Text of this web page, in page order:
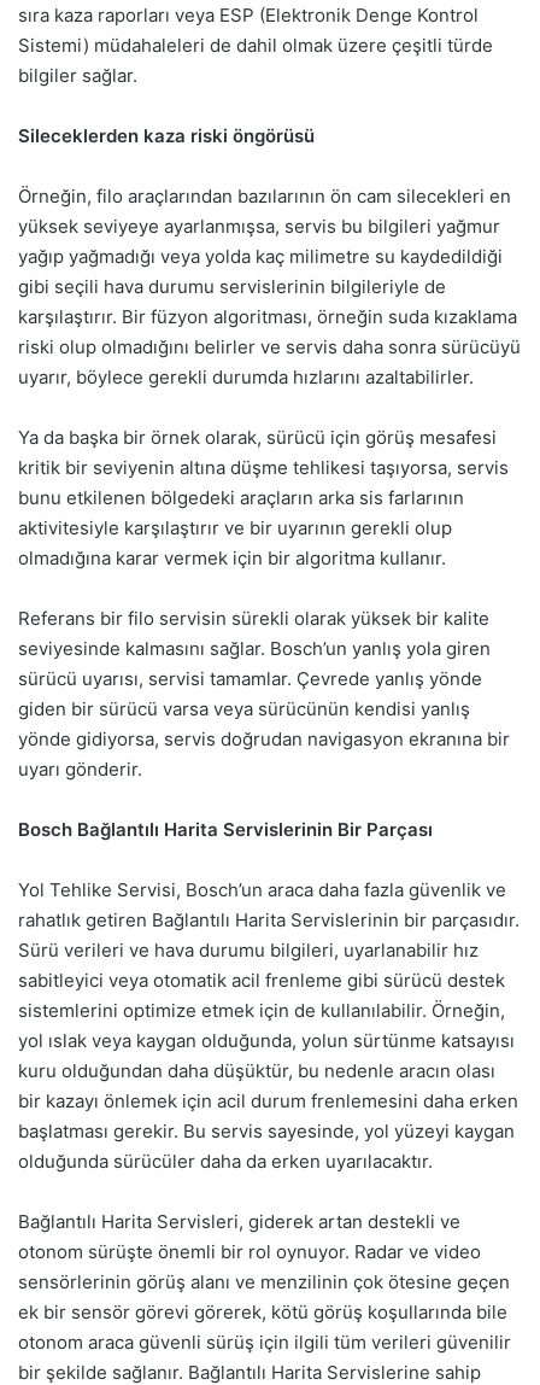
sıra kaza raporları veya ESP (Elektronik Denge Kontrol
Sistemi) müdahaleleri de dahil olmak üzere çeşitli türde
bilgiler sağlar.
Sileceklerden kaza riski öngörüsü
Örneğin, filo araçlarından bazılarının ön cam silecekleri en
yüksek seviyeye ayarlanmışsa, servis bu bilgileri yağmur
yağıp yağmadığı veya yolda kaç milimetre su kaydedildiği
gibi seçili hava durumu servislerinin bilgileriyle de
karşılaştırır. Bir füzyon algoritması, örneğin suda kızaklama
riski olup olmadığını belirler ve servis daha sonra sürücüyü
uyarır, böylece gerekli durumda hızlarını azaltabilirler.
Ya da başka bir örnek olarak, sürücü için görüş mesafesi
kritik bir seviyenin altına düşme tehlikesi taşıyorsa, servis
bunu etkilenen bölgedeki araçların arka sis farlarının
aktivitesiyle karşılaştırır ve bir uyarının gerekli olup
olmadığına karar vermek için bir algoritma kullanır.
Referans bir filo servisin sürekli olarak yüksek bir kalite
seviyesinde kalmasını sağlar. Bosch’un yanlış yola giren
sürücü uyarısı, servisi tamamlar. Çevrede yanlış yönde
giden bir sürücü varsa veya sürücünün kendisi yanlış
yönde gidiyorsa, servis doğrudan navigasyon ekranına bir
uyarı gönderir.
Bosch Bağlantılı Harita Servislerinin Bir Parçası
Yol Tehlike Servisi, Bosch’un araca daha fazla güvenlik ve
rahatlık getiren Bağlantılı Harita Servislerinin bir parçasıdır.
Sürü verileri ve hava durumu bilgileri, uyarlanabilir hız
sabitleyici veya otomatik acil frenleme gibi sürücü destek
sistemlerini optimize etmek için de kullanılabilir. Örneğin,
yol ıslak veya kaygan olduğunda, yolun sürtünme katsayısı
kuru olduğundan daha düşüktür, bu nedenle aracın olası
bir kazayı önlemek için acil durum frenlemesini daha erken
başlatması gerekir. Bu servis sayesinde, yol yüzeyi kaygan
olduğunda sürücüler daha da erken uyarılacaktır.
Bağlantılı Harita Servisleri, giderek artan destekli ve
otonom sürüşte önemli bir rol oynuyor. Radar ve video
sensörlerinin görüş alanı ve menzilinin çok ötesine geçen
ek bir sensör görevi görerek, kötü görüş koşullarında bile
otonom araca güvenli sürüş için ilgili tüm verileri güvenilir
bir şekilde sağlanır. Bağlantılı Harita Servislerine sahip